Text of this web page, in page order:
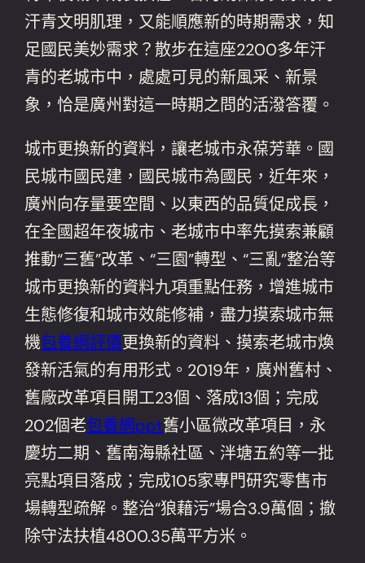
汗青文明肌理，又能順應新的時期需求，知
足國民美妙需求？散步在這座2200多年汗
青的老城市中，處處可見的新風采、新景
象，恰是廣州對這一時期之問的活潑答覆。
城市更換新的資料，讓老城市永葆芳華。國
民城市國民建，國民城市為國民，近年來，
廣州向存量要空間、以東西的品質促成長，
在全國超年夜城市、老城市中率先摸索兼顧
推動“三舊”改革、“三園”轉型、“三亂”整治等
城市更換新的資料九項重點任務，增進城市
生態修復和城市效能修補，盡力摸索城市無
機包養網評價更換新的資料、摸索老城市煥
發新活氣的有用形式。2019年，廣州舊村、
舊廠改革項目開工23個、落成13個；完成
202個老包養網ppt舊小區微改革項目，永
慶坊二期、舊南海縣社區、泮塘五約等一批
亮點項目落成；完成105家專門研究零售市
場轉型疏解。整治“狼藉污”場合3.9萬個；撤
除守法扶植4800.35萬平方米。